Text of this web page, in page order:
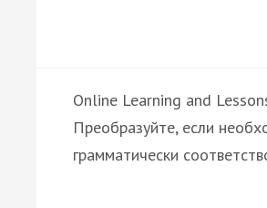
Online Learning and
Преобразуйте, если
грамматически